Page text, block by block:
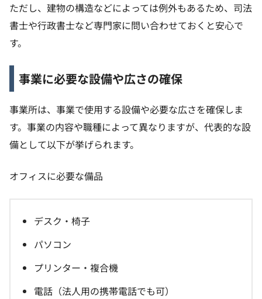
ただし、建物の構造などによっては例外もあるため、司法
書士や行政書士など専門家に問い合わせておくと安心で
す。
事業に必要な設備や広さの確保
事業所は、事業で使用する設備や必要な広さを確保しま
す。事業の内容や職種によって異なりますが、代表的な設
備として以下が挙げられます。
オフィスに必要な備品
デスク・椅子
パソコン
プリンター・複合機
電話（法人用の携帯電話でも可）